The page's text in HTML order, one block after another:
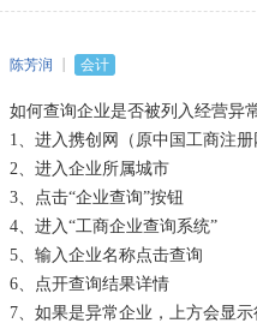
陈芳润 会计
如何查询企业是否被列入经营异
1、进入携创网（原中国工商注册
2、进入企业所属城市
3、点击“企业查询”按钮
4、进入“工商企业查询系统”
5、输入企业名称点击查询
6、点开查询结果详情
7、如果是异常企业，上方会显